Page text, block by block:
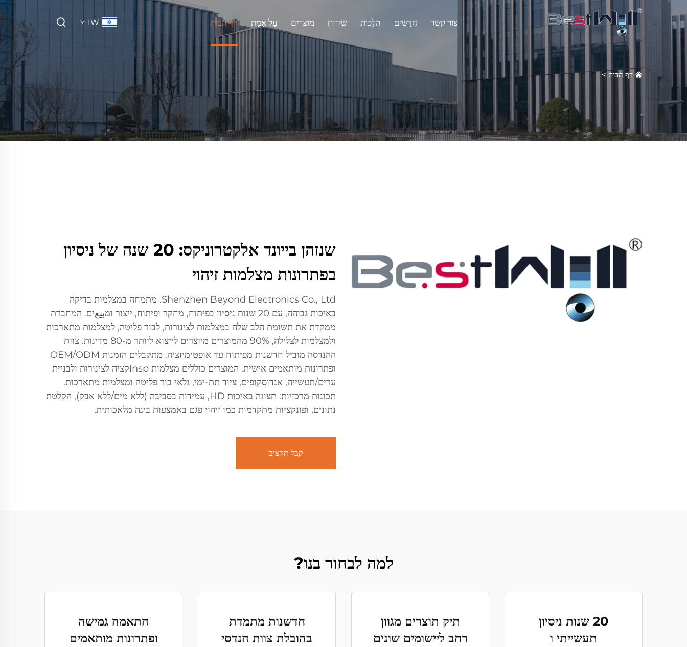
דף הבית עַל אָמַת מוצרים שירות הֲלָכוֹת חֲדָשִים צור קשר IW
דף הבית >
שנזהן בייונד אלקטרוניקס: 20 שנה של ניסיון
בפתרונות מצלמות זיהוי
Shenzhen Beyond Electronics Co., Ltd. מתמחה במצלמות בדיקה
באיכות גבוהה, עם 20 שנות ניסיון בפיתוח, מחקר ופיתוח, ייצור ומبيعים. המחברת
ממקדת את תשומת הלב שלה במצלמות לצינורות, לבור פליטה, למצלמות מתארכות
ולמצלמות לצלילה, 90% מהמוצרים מיוצרים לייצוא ליותר מ-80 מדינות. צוות
ההנדסה מוביל חדשנות מפיתוח עד אופטימיזציה. מתקבלים הזמנות OEM/ODM
ופתרונות מותאמים אישית. המוצרים כוללים מצלמות Inspקציה לצינורות ולבניית
ערים/תעשייה, אנדוסקופים, ציוד תת-ימי, גלאי בור פליטה ומצלמות מתארכות.
תכונות מרכזיות: תצוגה באיכות HD, עמידות בסביבה (ללא מים/ללא אבק), הקלטת
נתונים, ופונקציות מתקדמות כמו זיהוי פגם באמצעות בינה מלאכותית.
קבל תקציב
למה לבחור בנו?
20 שנות ניסיון
תעשייתי ו
תיק תוצרים מגוון
רחב ליישומים שונים
חדשנות מתמדת
בהובלת צוות הנדסי
התאמה גמישה
ופתרונות מותאמים